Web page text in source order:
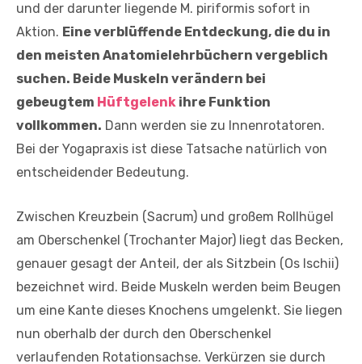
und der darunter liegende M. piriformis sofort in
Aktion. Eine verblüffende Entdeckung, die du in
den meisten Anatomielehrbüchern vergeblich
suchen. Beide Muskeln verändern bei
gebeugtem Hüftgelenk ihre Funktion
vollkommen. Dann werden sie zu Innenrotatoren.
Bei der Yogapraxis ist diese Tatsache natürlich von
entscheidender Bedeutung.
Zwischen Kreuzbein (Sacrum) und großem Rollhügel
am Oberschenkel (Trochanter Major) liegt das Becken,
genauer gesagt der Anteil, der als Sitzbein (Os Ischii)
bezeichnet wird. Beide Muskeln werden beim Beugen
um eine Kante dieses Knochens umgelenkt. Sie liegen
nun oberhalb der durch den Oberschenkel
verlaufenden Rotationsachse. Verkürzen sie durch